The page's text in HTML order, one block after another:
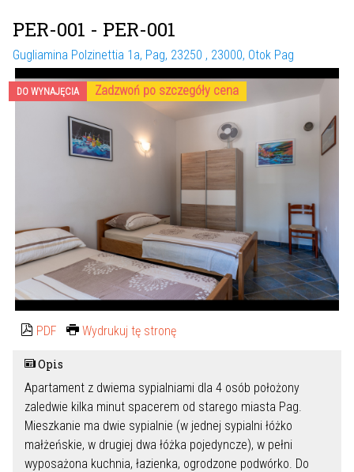
PER-001 - PER-001
Gugliamina Polzinettia 1a, Pag, 23250 , 23000, Otok Pag
DO WYNAJĘCIA Zadzwoń po szczegóły cena
PDF Wydrukuj tę stronę
Opis
Apartament z dwiema sypialniami dla 4 osób położony
zaledwie kilka minut spacerem od starego miasta Pag.
Mieszkanie ma dwie sypialnie (w jednej sypialni łóżko
małżeńskie, w drugiej dwa łóżka pojedyncze), w pełni
wyposażona kuchnia, łazienka, ogrodzone podwórko. Do